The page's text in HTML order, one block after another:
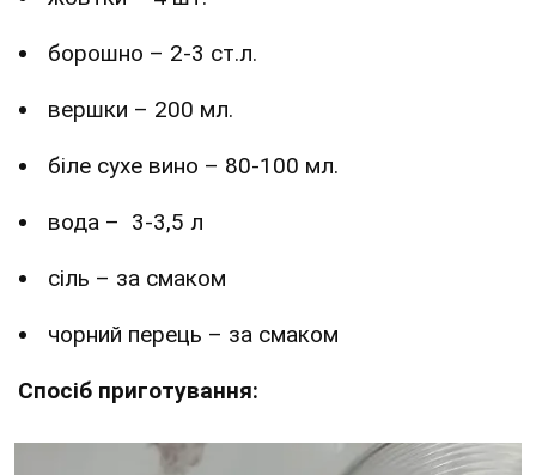
борошно – 2-3 ст.л.
вершки – 200 мл.
біле сухе вино – 80-100 мл.
вода – 3-3,5 л
сіль – за смаком
чорний перець – за смаком
Спосіб приготування: